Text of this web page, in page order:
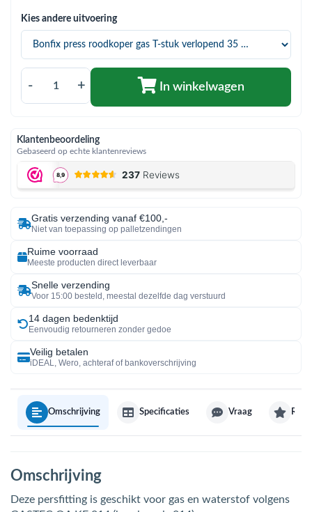
(Circulatiepompen, pompgroepen & verdelers)
(Installatiemateriaal)
(Rookkanalen)
(Zonneboilersets & onderdelen)
(Warmtepompen en warmtepompboilers)
Kies andere uitvoering
- + In winkelwagen
Klantenbeoordeling
Gebaseerd op echte klantenreviews
Gratis verzending vanaf €100,-
Niet van toepassing op palletzendingen
Ruime voorraad
Meeste producten direct leverbaar
Snelle verzending
Voor 15:00 besteld, meestal dezelfde dag verstuurd
14 dagen bedenktijd
Eenvoudig retourneren zonder gedoe
Veilig betalen
iDEAL, Wero, achteraf of bankoverschrijving
Omschrijving Specificaties Vraag
Omschrijving
Deze persfitting is geschikt voor gas en waterstof volgens